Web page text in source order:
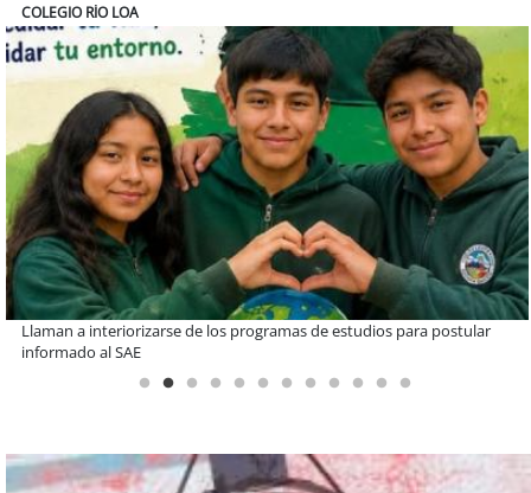
EL ABRA
De una cocina familiar a un equipo de 10 personas: el crecimiento de
Inkillay apoyado por Minera El Abra